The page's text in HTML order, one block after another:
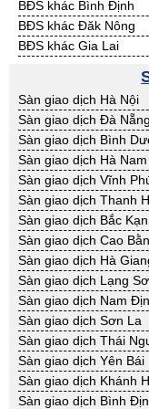
BĐS khác Bình Định
BĐS khác Đăk Nông
BĐS khác Gia Lai
BĐS khác Ninh Thuận
BĐS khác Quảng Bình
BĐS khác Quảng Ngãi
BĐS khác Cần Thơ
BĐS khác Bạc Liêu
BĐS khác Bình Phước
BĐS khác Đồng Tháp
BĐS khác Kiên Giang
BĐS khác Sóc Trăng
BĐS khác Tiền Giang
BĐS khác Vĩnh Long
BĐS khác Hưng Yên
Sàn giao dịch Hà Nội
Sàn giao dịch Đà Nẵng
Sàn giao dịch Bình
Sàn giao dịch Hà Nam
Sàn giao dịch Vĩnh
Sàn giao dịch Thanh
Sàn giao dịch Bắc Kạn
Sàn giao dịch Cao
Sàn giao dịch Hà
Sàn giao dịch Lạng
Sàn giao dịch Nam
Sàn giao dịch Sơn La
Sàn giao dịch Thái
Sàn giao dịch Yên Bái
Sàn giao dịch Khánh
Sàn giao dịch Bình